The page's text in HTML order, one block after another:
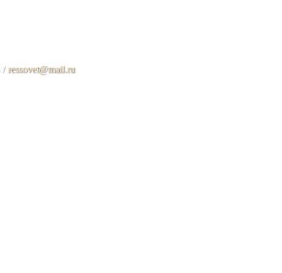
/ ressovet@mail.ru